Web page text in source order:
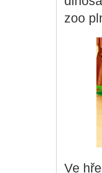
zoo
Ve